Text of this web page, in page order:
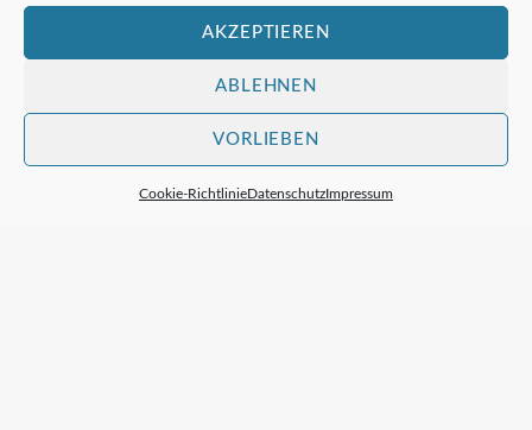
AKZEPTIEREN
ABLEHNEN
VORLIEBEN
Cookie-RichtlinieDatenschutzImpressum
Prozesskostenhilfe NRW Justiz